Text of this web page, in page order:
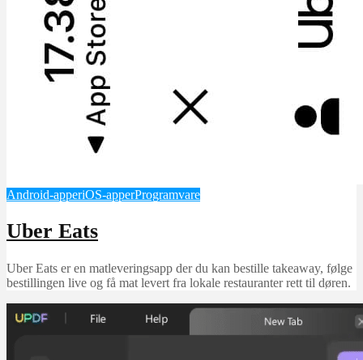
Android-apperiOS-apperProgramvare
Uber Eats
Uber Eats er en matleveringsapp der du kan bestille takeaway, følge
bestillingen live og få mat levert fra lokale restauranter rett til døren.